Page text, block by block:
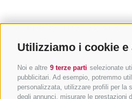
Utilizziamo i cookie
Noi e altre 9 terze parti selezionate
pubblicitari. Ad esempio, potremmo
personalizzata, utilizzare profili per la
degli annunci, misurare le prestazioni
Da vedere & Da fare Destinazioni
Val di Fleres
Vipiteno
Campo di
Val di Vizze